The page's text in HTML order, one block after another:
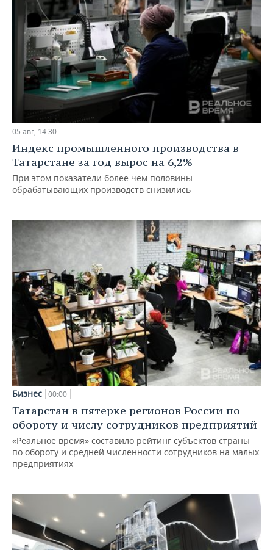
05 авг, 14:30
Индекс промышленного производства в
Татарстане за год вырос на 6,2%
При этом показатели более чем половины
обрабатывающих производств снизились
Бизнес 00:00
Татарстан в пятерке регионов России по
обороту и числу сотрудников предприятий
«Реальное время» составило рейтинг субъектов страны
по обороту и средней численности сотрудников на малых
предприятиях